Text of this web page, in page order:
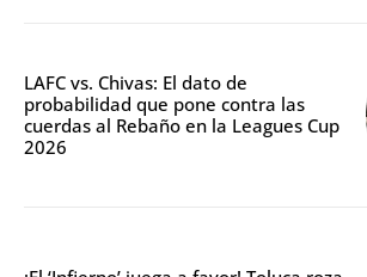
LAFC vs. Chivas: El dato de
probabilidad que pone contra las
cuerdas al Rebaño en la Leagues Cup
2026